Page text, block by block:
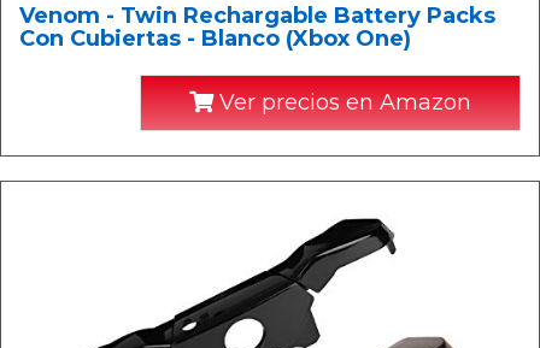
Venom - Twin Rechargable Battery Packs
Con Cubiertas - Blanco (Xbox One)
Ver precios en Amazon